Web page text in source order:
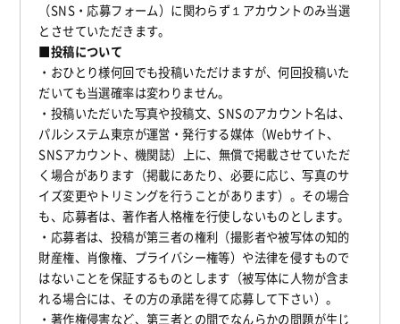
（SNS・応募フォーム）に関わらず１アカウントのみ当選
とさせていただきます。
■投稿について
・おひとり様何回でも投稿いただけますが、何回投稿いた
だいても当選確率は変わりません。
・投稿いただいた写真や投稿文、SNSのアカウント名は、
パルシステム東京が運営・発行する媒体（Webサイト、
SNSアカウント、機関誌）上に、無償で掲載させていただ
く場合があります（掲載にあたり、必要に応じ、写真のサ
イズ変更やトリミングを行うことがあります）。その場合
も、応募者は、著作者人格権を行使しないものとします。
・応募者は、投稿が第三者の権利（撮影者や被写体の知的
財産権、肖像権、プライバシー権等）や法律を侵すもので
はないことを保証するものとします（被写体に人物が含ま
れる場合には、その方の承諾を得て応募して下さい）。
・著作権侵害など、第三者との間でなんらかの問題が生じ